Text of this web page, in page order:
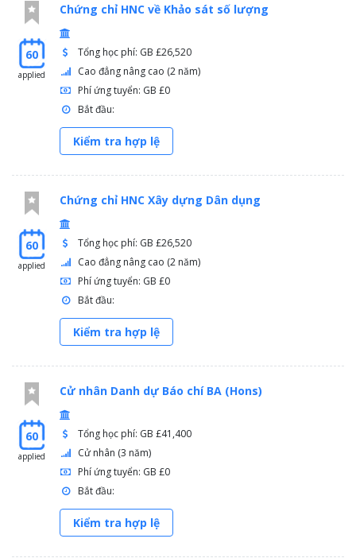
60
applied
Chứng chỉ HNC về Khảo sát số lượng
Tổng học phí: GB £26,520
Cao đẳng nâng cao (2 năm)
Phí ứng tuyển: GB £0
Bắt đầu:
Kiểm tra hợp lệ
60
applied
Chứng chỉ HNC Xây dựng Dân dụng
Tổng học phí: GB £26,520
Cao đẳng nâng cao (2 năm)
Phí ứng tuyển: GB £0
Bắt đầu:
Kiểm tra hợp lệ
60
applied
Cử nhân Danh dự Báo chí BA (Hons)
Tổng học phí: GB £41,400
Cử nhân (3 năm)
Phí ứng tuyển: GB £0
Bắt đầu:
Kiểm tra hợp lệ